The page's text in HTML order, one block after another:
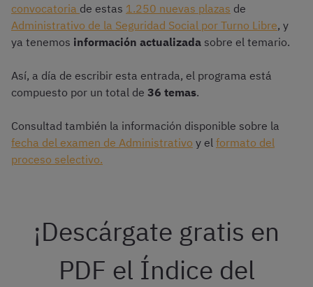
convocatoria de estas 1.250 nuevas plazas de
Administrativo de la Seguridad Social por Turno Libre, y
ya tenemos información actualizada sobre el temario.
Así, a día de escribir esta entrada, el programa está
compuesto por un total de 36 temas.
Consultad también la información disponible sobre la
fecha del examen de Administrativo y el formato del
proceso selectivo.
¡Descárgate gratis en
PDF el Índice del